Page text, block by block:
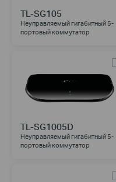
TL-SG105
Неуправляемый гигабитный 5-
портовый коммутатор
TL-SG1005D
Неуправляемый гигабитный 5-
портовый коммутатор